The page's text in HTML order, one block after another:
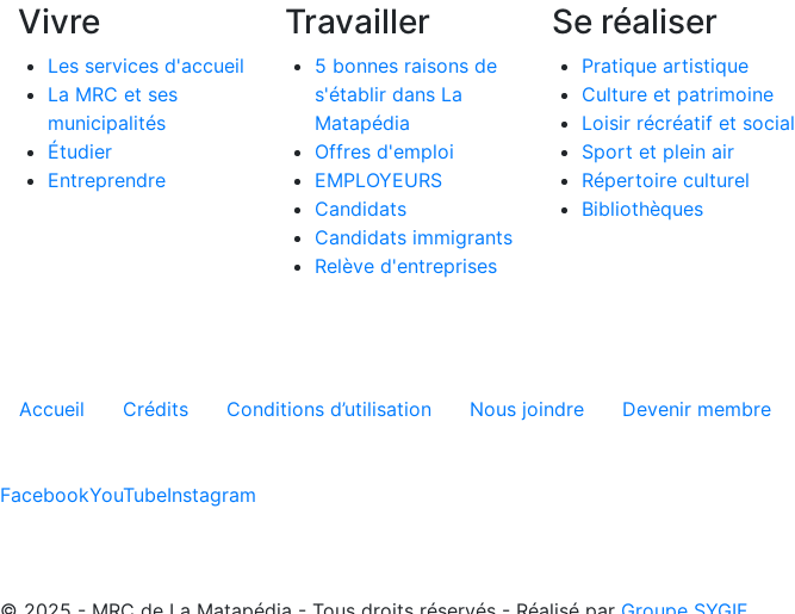
Vivre
Les services d'accueil
La MRC et ses
municipalités
Étudier
Entreprendre
Travailler
5 bonnes raisons de
s'établir dans La
Matapédia
Offres d'emploi
EMPLOYEURS
Candidats
Candidats immigrants
Relève d'entreprises
Se réaliser
Pratique artistique
Culture et patrimoine
Loisir récréatif et social
Sport et plein air
Répertoire culturel
Bibliothèques
Menu tertiaire de pied de page
Accueil Crédits Conditions d’utilisation Nous joindre Devenir membre
FacebookYouTubeInstagram